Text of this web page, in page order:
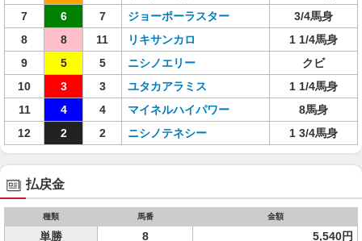
7
6 7 ジョーポーラスター
3/4馬身
8
8 11 リキサンカロ
1 1/4馬身
9
5 5 ニシノエリー
クビ
10
3 3 ユタカアラミス
1 1/4馬身
11
4 4 マイネルハイパワー
8馬身
12
2 2 ニシノテネシー 1 3/4馬身
払戻金
種類 馬番 金額
単勝 8 5,540円